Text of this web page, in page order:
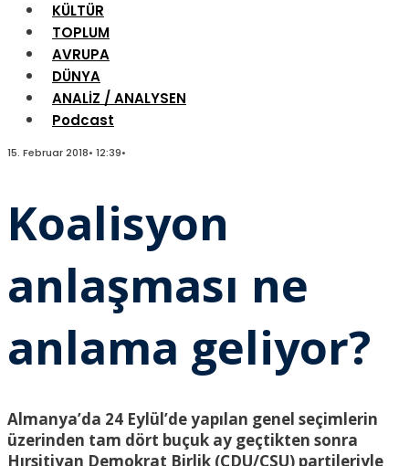
KÜLTÜR
TOPLUM
AVRUPA
DÜNYA
ANALİZ / ANALYSEN
Podcast
15. Februar 2018• 12:39•
Koalisyon
anlaşması ne
anlama geliyor?
Almanya’da 24 Eylül’de yapılan genel seçimlerin
üzerinden tam dört buçuk ay geçtikten sonra
Hırsitiyan Demokrat Birlik (CDU/CSU) partileriyle